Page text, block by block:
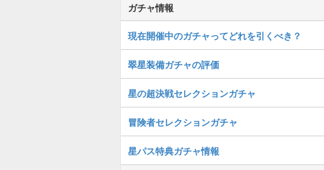
ガチャ情報
現在開催中のガチャってどれを引くべき？
翠星装備ガチャの評価
星の超決戦セレクションガチャ
冒険者セレクションガチャ
星パス特典ガチャ情報